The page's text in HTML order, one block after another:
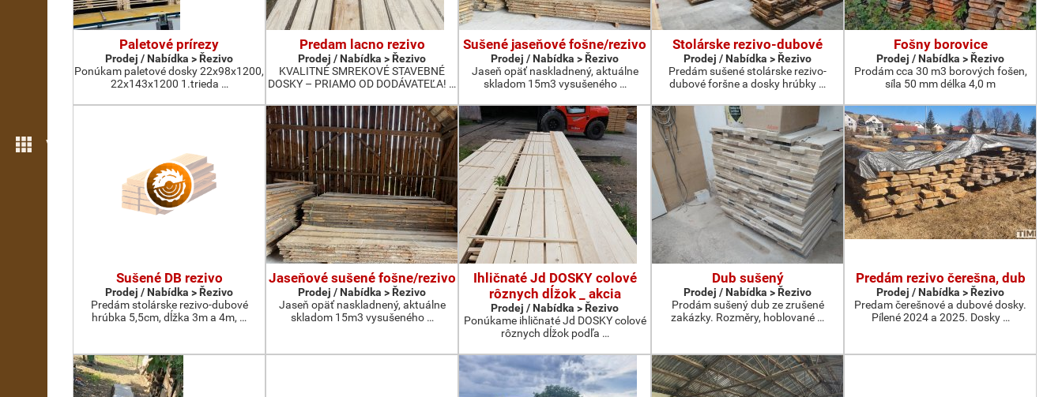
Více možností
Paletové prírezy
Prodej / Nabídka > Řezivo
Ponúkam paletové dosky 22x98x1200,
22x143x1200 1.trieda …
Predam lacno rezivo
Prodej / Nabídka > Řezivo
KVALITNÉ SMREKOVÉ STAVEBNÉ
DOSKY – PRIAMO OD DODÁVATEĽA! …
Sušené jaseňové fošne/rezivo
Prodej / Nabídka > Řezivo
Jaseň opäť naskladnený, aktuálne
skladom 15m3 vysušeného …
Stolárske rezivo-dubové
Prodej / Nabídka > Řezivo
Predám sušené stolárske rezivo-
dubové foršne a dosky hrúbky …
Fošny borovice
Prodej / Nabídka > Řezivo
Prodám cca 30 m3 borových fošen,
síla 50 mm délka 4,0 m
Sušené DB rezivo
Prodej / Nabídka > Řezivo
Predám stolárske rezivo-dubové
hrúbka 5,5cm, dĺžka 3m a 4m, …
Jaseňové sušené fošne/rezivo
Prodej / Nabídka > Řezivo
Jaseň opäť naskladnený, aktuálne
skladom 15m3 vysušeného …
Ihličnaté Jd DOSKY colové
rôznych dĺžok _ akcia
Prodej / Nabídka > Řezivo
Ponúkame ihličnaté Jd DOSKY colové
rôznych dĺžok podľa …
Dub sušený
Prodej / Nabídka > Řezivo
Prodám sušený dub ze zrušené
zakázky. Rozměry, hoblované …
Predám rezivo čerešna, dub
Prodej / Nabídka > Řezivo
Predam čerešnové a dubové dosky.
Pílené 2024 a 2025. Dosky …